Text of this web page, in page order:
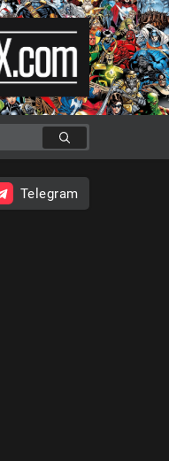
Telegram